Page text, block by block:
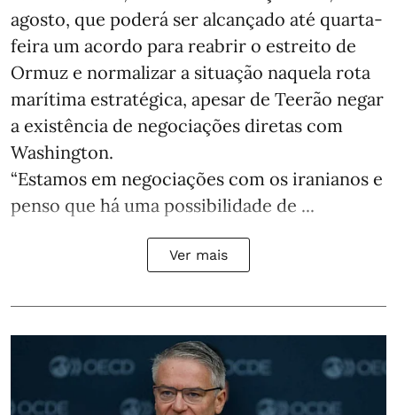
agosto, que poderá ser alcançado até quarta-
feira um acordo para reabrir o estreito de
Ormuz e normalizar a situação naquela rota
marítima estratégica, apesar de Teerão negar
a existência de negociações diretas com
Washington.
“Estamos em negociações com os iranianos e
penso que há uma possibilidade de ...
Ver mais